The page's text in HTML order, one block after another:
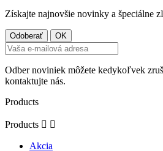
Získajte najnovšie novinky a špeciálne
Odber noviniek môžete kedykoľvek
kontaktujte nás.
Products
Products  
Akcia